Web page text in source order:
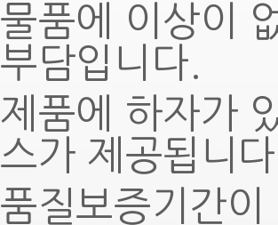
물품에 이상이
부담입니다.
제품에 하자가
스가 제공됩니
품질보증기간